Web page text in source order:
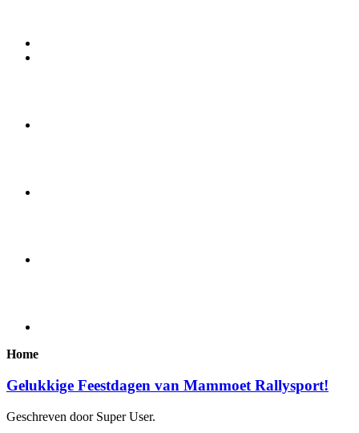
Home
Gelukkige Feestdagen van Mammoet Rallysport!
Geschreven door Super User.